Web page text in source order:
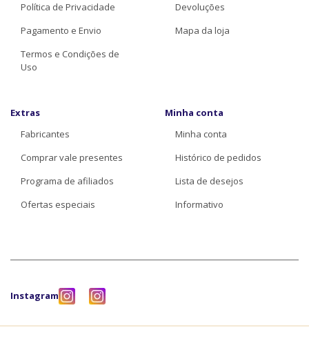
Política de Privacidade
Pagamento e Envio
Termos e Condições de
Uso
Devoluções
Mapa da loja
Extras
Fabricantes
Comprar vale presentes
Programa de afiliados
Ofertas especiais
Minha conta
Minha conta
Histórico de pedidos
Lista de desejos
Informativo
Instagram